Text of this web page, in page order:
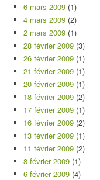
6 mars 2009 (1)
4 mars 2009 (2)
2 mars 2009 (1)
28 février 2009 (3)
26 février 2009 (1)
21 février 2009 (1)
20 février 2009 (1)
18 février 2009 (2)
17 février 2009 (1)
16 février 2009 (2)
13 février 2009 (1)
11 février 2009 (2)
8 février 2009 (1)
6 février 2009 (4)